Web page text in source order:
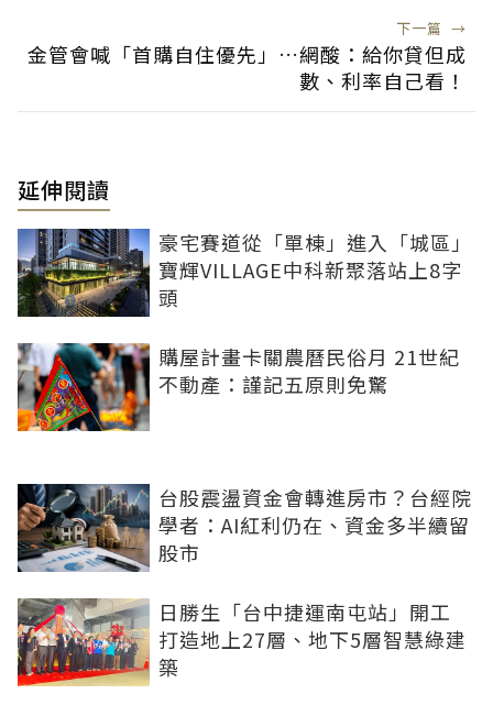
下一篇 →
金管會喊「首購自住優先」…網酸：給你貸但成
數、利率自己看！
延伸閱讀
豪宅賽道從「單棟」進入「城區」
寶輝VILLAGE中科新聚落站上8字
頭
購屋計畫卡關農曆民俗月 21世紀
不動產：謹記五原則免驚
台股震盪資金會轉進房市？台經院
學者：AI紅利仍在、資金多半續留
股市
日勝生「台中捷運南屯站」開工
打造地上27層、地下5層智慧綠建
築